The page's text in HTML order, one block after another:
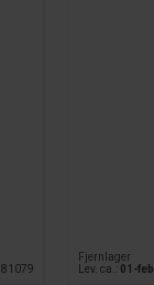
Fjernlager
Lev. ca.: 01-feb